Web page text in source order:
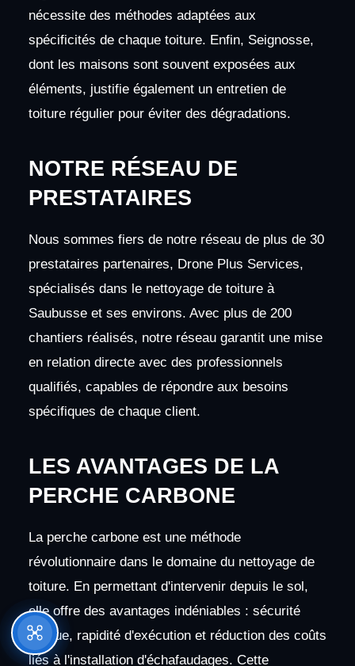
nécessite des méthodes adaptées aux
spécificités de chaque toiture. Enfin, Seignosse,
dont les maisons sont souvent exposées aux
éléments, justifie également un entretien de
toiture régulier pour éviter des dégradations.
NOTRE RÉSEAU DE
PRESTATAIRES
Nous sommes fiers de notre réseau de plus de 30
prestataires partenaires, Drone Plus Services,
spécialisés dans le nettoyage de toiture à
Saubusse et ses environs. Avec plus de 200
chantiers réalisés, notre réseau garantit une mise
en relation directe avec des professionnels
qualifiés, capables de répondre aux besoins
spécifiques de chaque client.
LES AVANTAGES DE LA
PERCHE CARBONE
La perche carbone est une méthode
révolutionnaire dans le domaine du nettoyage de
toiture. En permettant d'intervenir depuis le sol,
elle offre des avantages indéniables : sécurité
accrue, rapidité d'exécution et réduction des coûts
liés à l'installation d'échafaudages. Cette